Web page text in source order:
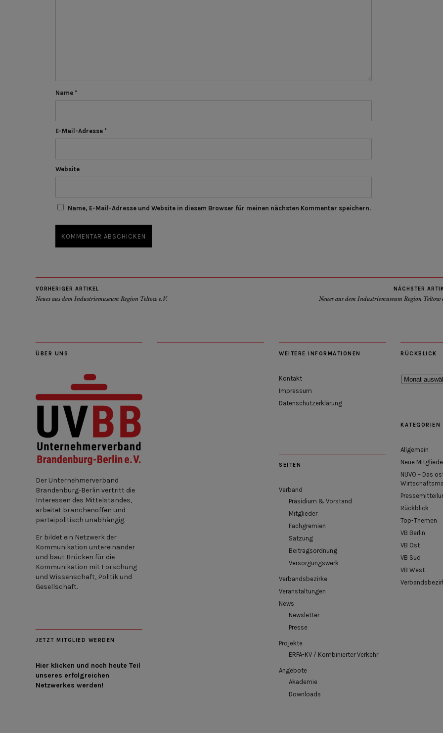
Name *
E-Mail-Adresse *
Website
Name, E-Mail-Adresse und Website in diesem Browser für meinen nächsten Kommentar speichern.
VORHERIGER ARTIKEL
Neues aus dem Industriemuseum Region Teltow e.V.
NÄCHSTER
Neues aus dem Industriemuseum Region Teltow
ÜBER UNS
Der Unternehmerverband
Brandenburg-Berlin vertritt die
Interessen des Mittelstandes,
arbeitet branchenoffen und
parteipolitisch unabhängig.
Er bildet ein Netzwerk der
Kommunikation untereinander
und baut Brücken für die
Kommunikation mit Forschung
und Wissenschaft, Politik und
Gesellschaft.
JETZT MITGLIED WERDEN
Hier klicken und noch heute Teil
unseres erfolgreichen
Netzwerkes werden!
WEITERE INFORMATIONEN
Kontakt
Impressum
Datenschutzerklärung
SEITEN
Verband
Präsidium & Vorstand
Mitglieder
Fachgremien
Satzung
Beitragsordnung
Versorgungswerk
Verbandsbezirke
Veranstaltungen
News
Newsletter
Presse
Projekte
ERFA-KV / Kombinierter Verkehr
Angebote
Akademie
Downloads
RÜCKBLICK
Rückblick
KATEGORIEN
Allgemein
Neue
NUVO – Das
Rückblick
Top-Themen
VB Berlin
VB Ost
VB Süd
VB West